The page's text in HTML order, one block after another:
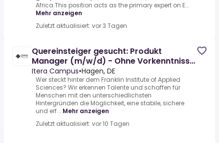
Africa.This position acts as the primary expert on E...
Mehr anzeigen
Zuletzt aktualisiert: vor 3 Tagen
Quereinsteiger gesucht: Produkt
Manager (m/w/d) - Ohne Vorkenntnisse
möglich!
Itera Campus•Hagen, DE
Wer steckt hinter dem Franklin Institute of Applied
Sciences?.Wir erkennen Talente und schaffen für
Menschen mit den unterschiedlichsten
Hintergründen die Möglichkeit, eine stabile, sichere
und erf... Mehr anzeigen
Zuletzt aktualisiert: vor 10 Tagen